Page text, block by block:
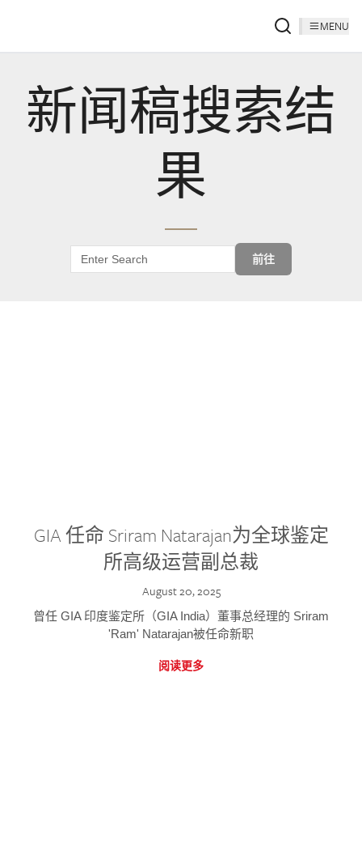
MENU
新闻稿搜索结
果
前往
GIA 任命 Sriram Natarajan为全球鉴定
所高级运营副总裁
August 20, 2025
曾任 GIA 印度鉴定所（GIA India）董事总经理的 Sriram
'Ram' Natarajan被任命新职
阅读更多